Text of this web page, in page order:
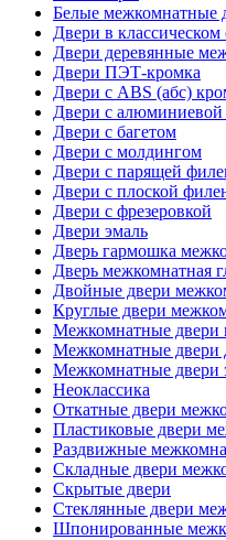
Белые межкомнатные
Двери в классическом
Двери деревянные
Двери ПЭТ-кромка
Двери с ABS (абс)
Двери с алюминиевой
Двери с багетом
Двери с молдингом
Двери с парящей
Двери с плоской
Двери с фрезеровкой
Двери эмаль
Дверь гармошка
Дверь межкомнатная
Двойные двери
Круглые двери
Межкомнатные двери
Межкомнатные двери
Межкомнатные двери
Неоклассика
Откатные двери
Пластиковые двери
Раздвижные
Складные двери
Скрытые двери
Стеклянные двери
Шпонированные